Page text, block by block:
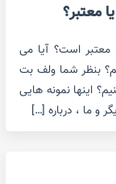
معتبر؟
است؟ آیا می
بنظر شما ولف بت
اینها نمونه هایی
و ما ، درباره […]